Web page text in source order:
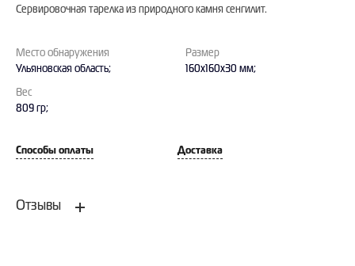
Сервировочная тарелка из природного камня сенгилит.
Место обнаружения
Ульяновская область;
Размер
160x160x30 мм;
Вес
809 гр;
Способы оплаты Доставка
Отзывы